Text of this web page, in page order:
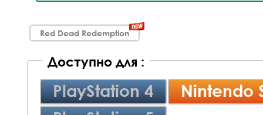
Red Dead Redemption
Доступно для :
PlayStation 4
Nintendo